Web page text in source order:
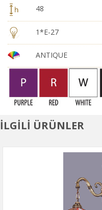
48
1*E-27
ANTIQUE
İLGİLİ ÜRÜNLER